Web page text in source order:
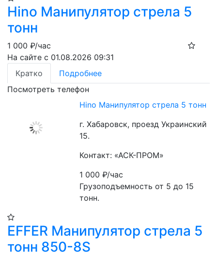
Hino Манипулятор стрела 5
тонн
1 000 ₽/час
На сайте с 01.08.2026 09:31
Кратко
Подробнее
Посмотреть телефон
Hino Манипулятор стрела 5 тонн
г. Хабаровск, проезд Украинский
15.
Контакт: «АСК-ПРОМ»
1 000₽/час
Грузоподъемность от 5 до 15
тонн.
EFFER Манипулятор стрела 5
тонн 850-8S